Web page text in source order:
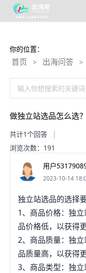
你的位置：
首页 > 出海问答 >
输入你想搜索的关键词
做独立站选品怎么选？
共计1个回答
浏览次数：191
用户
2023-10-14
独立站选品的选择
1、商品价格：独
品价格低，以获得
2、商品质量：独
品质量高，以获得
3、商品类型：独